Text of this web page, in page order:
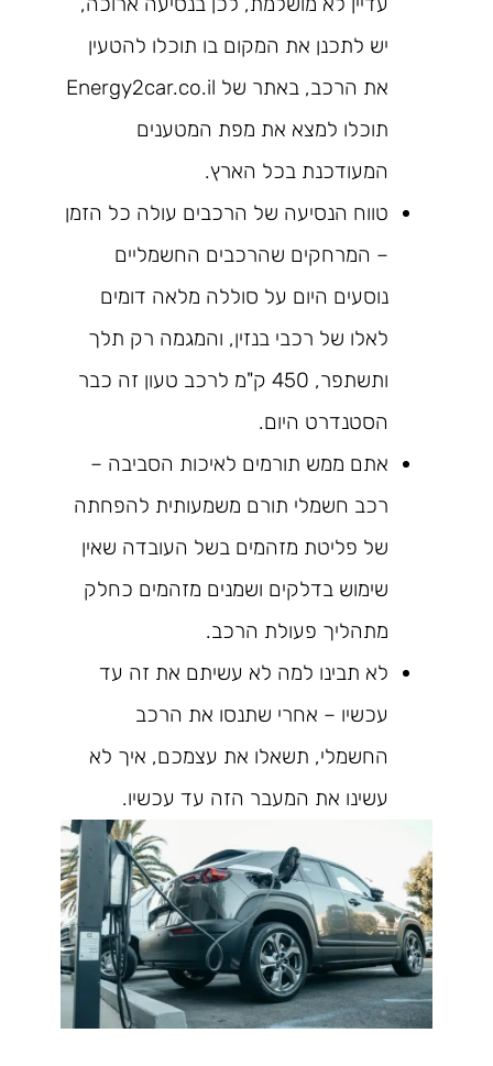
יש לתכנן את המקום בו תוכלו להטעין
את הרכב, באתר של Energy2car.co.il
תוכלו למצא את מפת המטענים
המעודכנת בכל הארץ.
טווח הנסיעה של הרכבים עולה כל הזמן
– המרחקים שהרכבים החשמליים
נוסעים היום על סוללה מלאה דומים
לאלו של רכבי בנזין, והמגמה רק תלך
ותשתפר, 450 ק"מ לרכב טעון זה כבר
הסטנדרט היום.
אתם ממש תורמים לאיכות הסביבה –
רכב חשמלי תורם משמעותית להפחתה
של פליטת מזהמים בשל העובדה שאין
שימוש בדלקים ושמנים מזהמים כחלק
מתהליך פעולת הרכב.
לא תבינו למה לא עשיתם את זה עד
עכשיו – אחרי שתנסו את הרכב
החשמלי, תשאלו את עצמכם, איך לא
עשינו את המעבר הזה עד עכשיו.